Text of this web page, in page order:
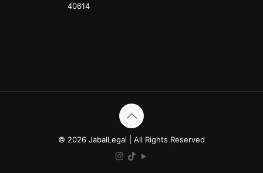
40614
© 2026 JabalLegal | All Rights Reserved